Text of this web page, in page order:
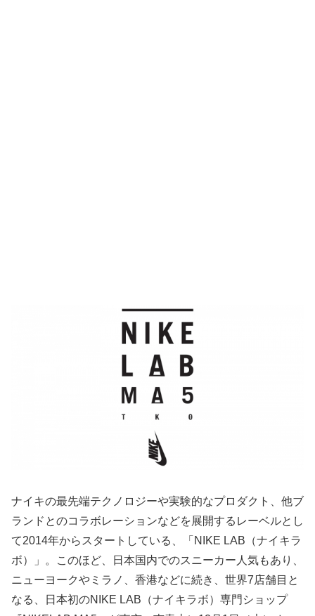
ナイキの最先端テクノロジーや実験的なプロダクト、他ブ
ランドとのコラボレーションなどを展開するレーベルとし
て2014年からスタートしている、「NIKE LAB（ナイキラ
ボ）」。このほど、日本国内でのスニーカー人気もあり、
ニューヨークやミラノ、香港などに続き、世界7店舗目と
なる、日本初のNIKE LAB（ナイキラボ）専門ショップ